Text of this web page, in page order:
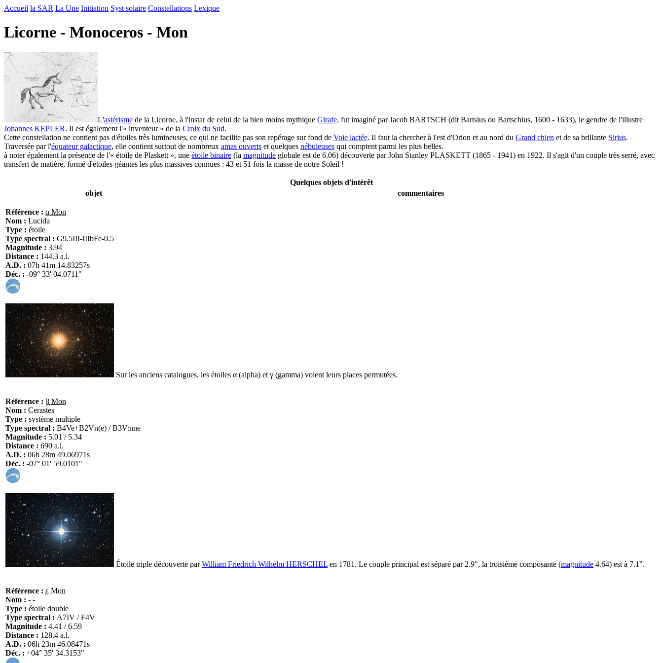
Accueil la SAR La Une Initiation Syst solaire Constellations Lexique
Licorne - Monoceros - Mon
L'astérisme de la Licorne, à l'instar de celui de la bien moins mythique Girafe, fut imaginé par Jacob BARTSCH (dit Bartsius ou Bartschius, 1600 - 1633), le gendre de l'illustre
Johannes KEPLER. Il est également l'« inventeur » de la Croix du Sud.
Cette constellation ne contient pas d'étoiles très lumineuses, ce qui ne facilite pas son repérage sur fond de Voie lactée. Il faut la chercher à l'est d'Orion et au nord du Grand chien et de sa brillante Sirius.
Traversée par l'équateur galactique, elle contient surtout de nombreux amas ouverts et quelques nébuleuses qui comptent parmi les plus belles.
à noter également la présence de l'« étoile de Plaskett », une étoile binaire (la magnitude globale est de 6.06) découverte par John Stanley PLASKETT (1865 - 1941) en 1922. Il s'agit d'un couple très serré, avec
transfert de matière, formé d'étoiles géantes les plus massives connues : 43 et 51 fois la masse de notre Soleil !
Quelques objets d'intérêt
objet
commentaires
Référence : α Mon
Nom : Lucida
Type : étoile
Type spectral : G9.5III-IIIbFe-0.5
Magnitude : 3.94
Distance : 144.3 a.l.
A.D. : 07h 41m 14.83257s
Déc. : -09° 33' 04.0711"
Sur les anciens catalogues, les étoiles α (alpha) et γ (gamma) voient leurs places permutées.
Référence : β Mon
Nom : Cerastes
Type : système multiple
Type spectral : B4Ve+B2Vn(e) / B3V:nne
Magnitude : 5.01 / 5.34
Distance : 690 a.l.
A.D. : 06h 28m 49.06971s
Déc. : -07° 01' 59.0101"
Étoile triple découverte parWilliam Friedrich Wilhelm HERSCHEL en 1781. Le couple principal est séparé par 2.9", la troisième composante (magnitude 4.64) est à 7.1".
Référence : ε Mon
Nom : - -
Type : étoile double
Type spectral : A7IV / F4V
Magnitude : 4.41 / 6.59
Distance : 128.4 a.l.
A.D. : 06h 23m 46.08471s
Déc. : +04° 35' 34.3153"